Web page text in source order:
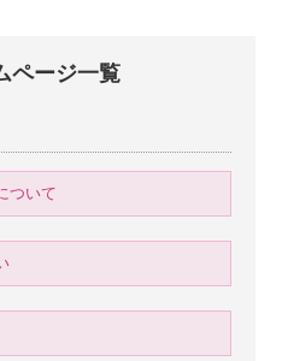
ページ一覧
ついて